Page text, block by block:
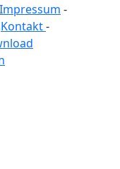
Impressum -
Kontakt-